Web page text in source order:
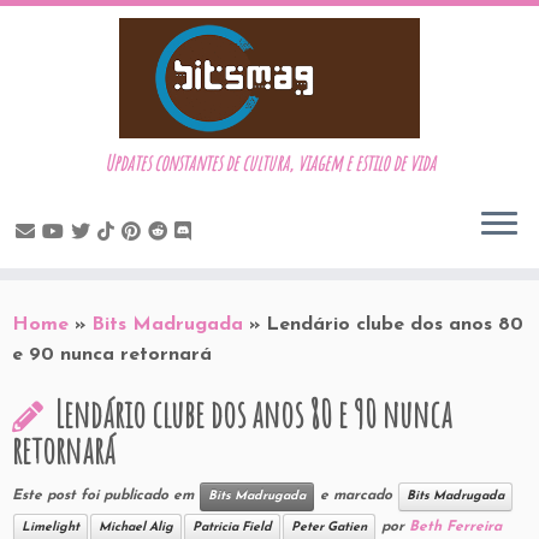
to
content
Updates constantes de cultura, viagem e estilo de vida
Home » Bits Madrugada » Lendário clube dos anos 80
e 90 nunca retornará
Lendário clube dos anos 80 e 90 nunca
retornará
Este post foi publicado em Bits Madrugada e marcado Bits Madrugada
Limelight Michael Alig Patricia Field Peter Gatien por Beth Ferreira